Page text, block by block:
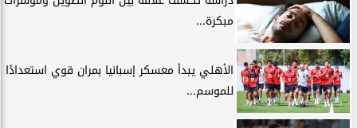
مبكرة...
الأهلي يبدأ معسكر إسبانيا بمران قوي استعدادًا
للموسم...